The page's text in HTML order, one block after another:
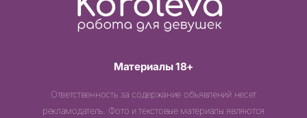
Материалы 18+
Ответственность за содержание объявлений несет
рекламодатель. Фото и текстовые материалы являются